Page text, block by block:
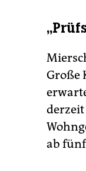
Große
ab